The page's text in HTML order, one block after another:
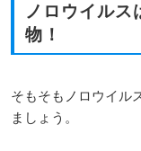
ノロウイルス
物！
そもそもノロウイル
ましょう。